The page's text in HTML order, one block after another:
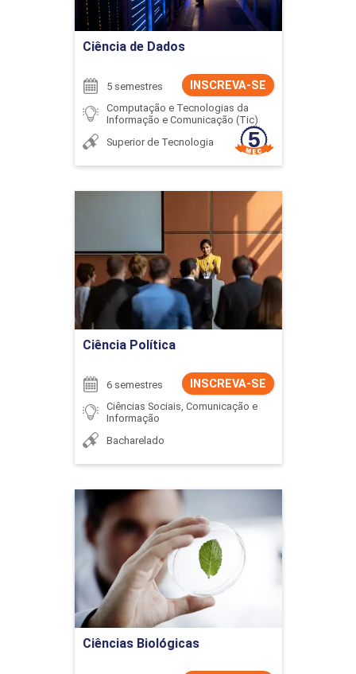
Ciência de Dados
INSCREVA-SE
5 semestres
Computação e Tecnologias da
Informação e Comunicação (Tic)
Superior de Tecnologia
Ir para Inscrição
Ciência Política
INSCREVA-SE
6 semestres
Ciências Sociais, Comunicação e
Informação
Bacharelado
Ciência Política
Detalhes do curso
Ir para Inscrição
Ciências Biológicas
Ciências Biológicas
Detalhes do curso
Ir para Inscrição